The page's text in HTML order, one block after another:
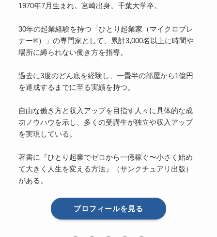
1970年7月生まれ。宮崎出身。千葉大学卒。
30年の起業経験を持つ「ひとり起業家（マイクロプレ
ナー®）」の専門家として、累計3,000名以上に時間や
場所に縛られない働き方を指導。
過去に3度のどん底を経験し、一畳半の部屋から1億円
を達成するまでに至る実績を持つ。
自由な働き方と収入アップを目指す人々に具体的な成
功ノウハウを示し、多くの受講生が独立や収入アップ
を実現している。
著書に『ひとり起業でゼロから一億稼ぐ〜小さく始め
て大きく人生を変える方法』（サンクチュアリ出版）
がある。
プロフィールを見る